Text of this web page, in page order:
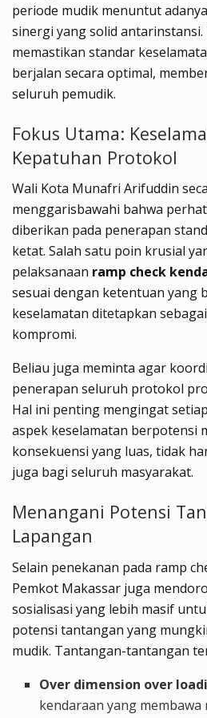
periode mudik menuntut
sinergi yang solid antarinstansi.
memastikan standar
berjalan secara optimal,
seluruh pemudik.
Fokus Utama:
Kepatuhan Protokol
Wali Kota Munafri Arifuddin
menggarisbawahi bahwa
diberikan pada penerapan
ketat. Salah satu poin krusial
pelaksanaan ramp check
sesuai dengan ketentuan yang
keselamatan ditetapkan
kompromi.
Beliau juga meminta agar
penerapan seluruh protokol
Hal ini penting mengingat
aspek keselamatan berpotensi
konsekuensi yang luas, tidak
juga bagi seluruh masyarakat.
Menangani Potensi
Lapangan
Selain penekanan pada ramp
Pemkot Makassar juga
sosialisasi yang lebih masif
potensi tantangan yang
mudik. Tantangan-tantangan
Over dimension over
kendaraan yang